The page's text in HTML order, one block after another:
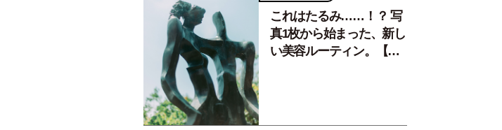
これはたるみ……！？ 写
真1枚から始まった、新し
い美容ルーティン。【中